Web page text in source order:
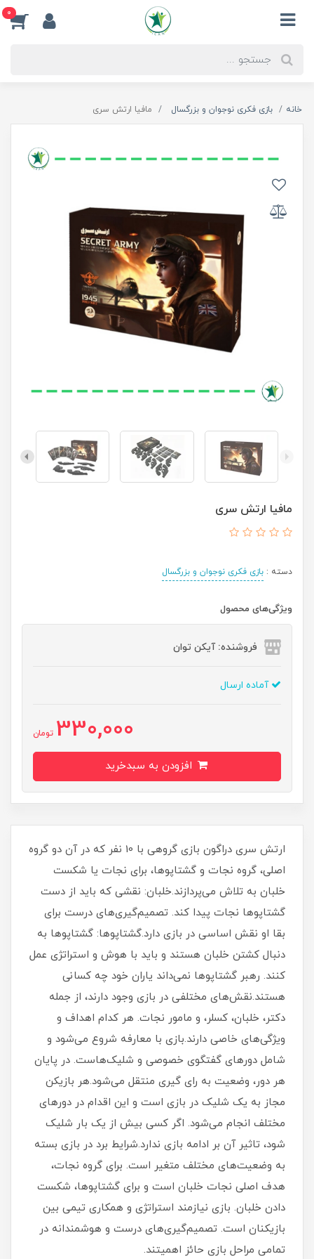
0
خانه بازی فکری نوجوان و بزرگسال مافیا ارتش سری
مافیا ارتش سری
دسته : بازی فکری نوجوان و بزرگسال
ویژگی‌های محصول
فروشنده: آیکن توان
آماده ارسال
330,000 تومان
​​​​ارتش سری دراگون بازی گروهی با 10 نفر که در آن دو گروه
اصلی، گروه نجات و گشتاپوها، برای نجات یا شکست
خلبان به تلاش می‌پردازند.خلبان: نقشی که باید از دست
گشتاپوها نجات پیدا کند. تصمیم‌گیری‌های درست برای
بقا او نقش اساسی در بازی دارد.گشتاپوها: گشتاپوها به
دنبال کشتن خلبان هستند و باید با هوش و استراتژی عمل
کنند. رهبر گشتاپوها نمی‌داند یاران خود چه کسانی
هستند.نقش‌های مختلفی در بازی وجود دارند، از جمله
دکتر، خلبان، کسلر، و مامور نجات. هر کدام اهداف و
ویژگی‌های خاصی دارند.بازی با معارفه شروع می‌شود و
شامل دورهای گفتگوی خصوصی و شلیک‌هاست. در پایان
هر دور، وضعیت به رای گیری منتقل می‌شود.هر بازیکن
مجاز به یک شلیک در بازی است و این اقدام در دورهای
مختلف انجام می‌شود. اگر کسی بیش از یک بار شلیک
شود، تاثیر آن بر ادامه بازی ندارد.شرایط برد در بازی بسته
به وضعیت‌های مختلف متغیر است. برای گروه نجات،
هدف اصلی نجات خلبان است و برای گشتاپوها، شکست
دادن خلبان. بازی نیازمند استراتژی و همکاری تیمی بین
بازیکنان است. تصمیم‌گیری‌های درست و هوشمندانه در
تمامی مراحل بازی حائز اهمیتند.